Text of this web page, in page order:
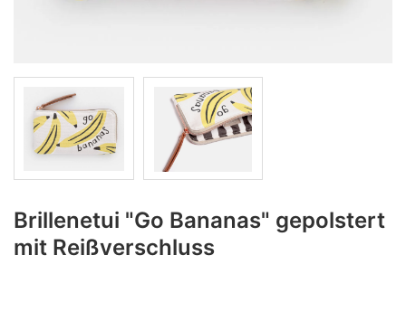
Brillenetui "Go Bananas" gepolstert
mit Reißverschluss